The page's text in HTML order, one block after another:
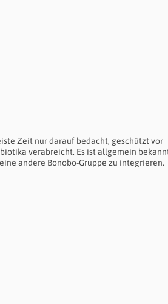
Zeit nur darauf bedacht, geschützt vor
verabreicht. Es ist allgemein
andere Bonobo-Gruppe zu integrieren.